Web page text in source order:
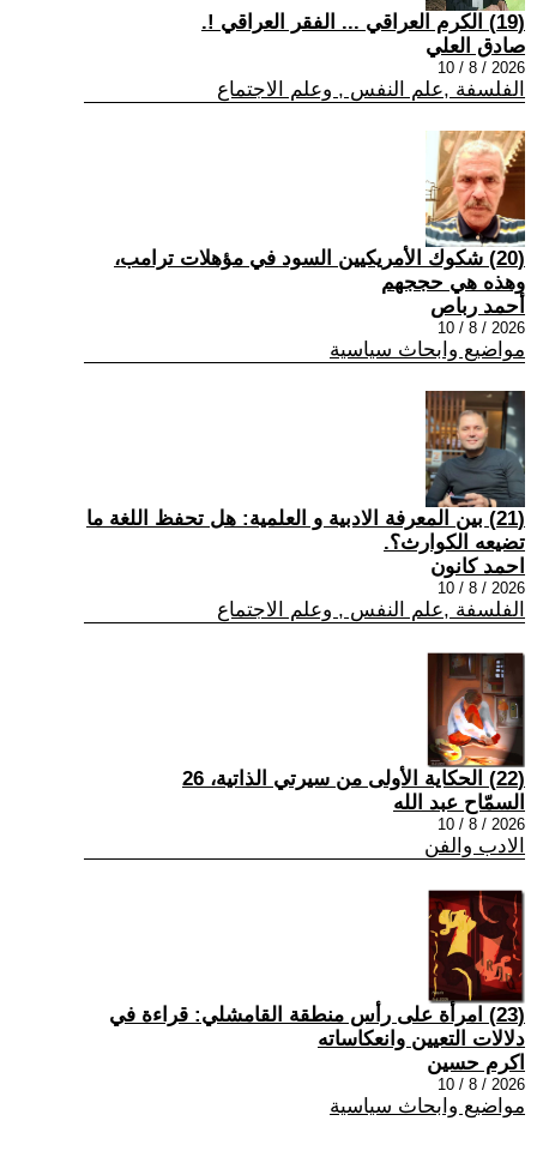
(19) الكرم العراقي ... الفقر العراقي !.
صادق العلي
2026 / 8 / 10
الفلسفة ,علم النفس , وعلم الاجتماع
(20) شكوك الأمريكيين السود في مؤهلات ترامب،
وهذه هي حججهم
أحمد رباص
2026 / 8 / 10
مواضيع وابحاث سياسية
(21) بين المعرفة الادبية و العلمية: هل تحفظ اللغة ما
تضيعه الكوارث؟.
احمد كانون
2026 / 8 / 10
الفلسفة ,علم النفس , وعلم الاجتماع
(22) الحكاية الأولى من سيرتي الذاتية، 26
السمّاح عبد الله
2026 / 8 / 10
الادب والفن
(23) امرأة على رأس منطقة القامشلي: قراءة في
دلالات التعيين وانعكاساته
اكرم حسين
2026 / 8 / 10
مواضيع وابحاث سياسية